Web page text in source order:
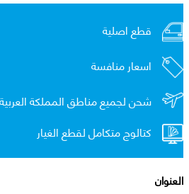
قطع اصلية
اسعار منافسة
شحن لجميع مناطق المملكة
كتالوج متكامل لقطع الغيار
العنوان